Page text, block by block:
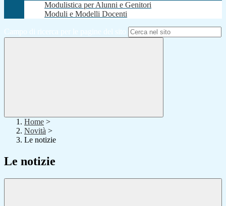
Modulistica per Alunni e Genitori
Moduli e Modelli Docenti
Campo di ricerca per le pagine del sito
Home >
Novità >
Le notizie
Le notizie